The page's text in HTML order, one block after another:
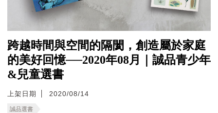
跨越時間與空間的隔閡，創造屬於家庭
的美好回憶──2020年08月｜誠品青少年
&兒童選書
上架日期 2020/08/14
誠品選書